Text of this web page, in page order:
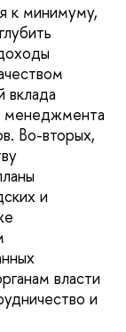
к минимуму,
вклада
менеджмента
Во-вторых,
и
власти
и